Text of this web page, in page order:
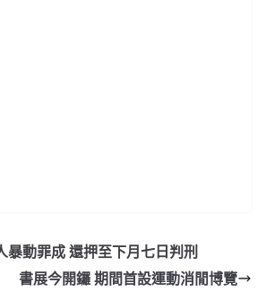
暴動罪成 還押至下月七日判刑
書展今開鑼 期間首設運動消閒博覽